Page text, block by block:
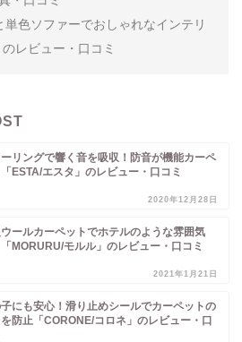
単色ソファーでおしゃれなインテリ
レビュー・口コミ
リングで響く音を吸収！防音が機能カーペ
「ESTA/エスタ」のレビュー・口コミ
2020年12月28日
ールカーペットでホテルのような雰囲気
MORURU/モルル」のレビュー・口コミ
2021年1月21日
にも安心！滑り止めシールでカーペットの
を防止「CORONE/コロネ」のレビュー・口